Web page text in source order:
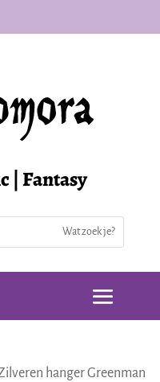
| Fantasy
hanger Greenman